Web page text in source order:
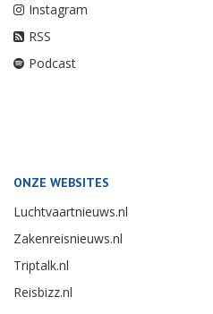
Instagram
RSS
Podcast
ONZE WEBSITES
Luchtvaartnieuws.nl
Zakenreisnieuws.nl
Triptalk.nl
Reisbizz.nl